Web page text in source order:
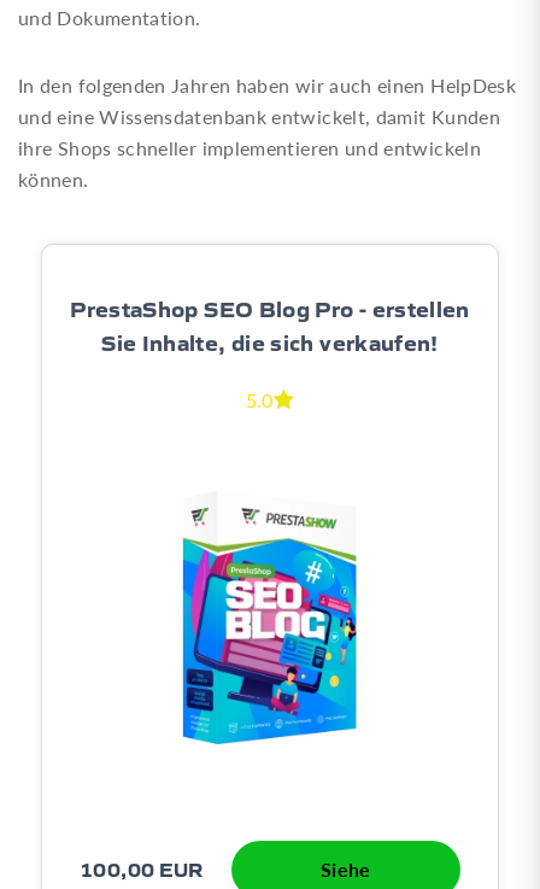
und Dokumentation.
In den folgenden Jahren haben wir auch einen HelpDesk
und eine Wissensdatenbank entwickelt, damit Kunden
ihre Shops schneller implementieren und entwickeln
können.
PrestaShop SEO Blog Pro - erstellen
Sie Inhalte, die sich verkaufen!
5.0
100,00 EUR Siehe